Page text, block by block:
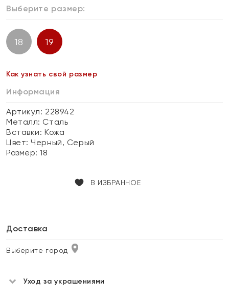
Выберите размер:
18 19
Как узнать свой размер
Информация
Артикул: 228942
Металл: Сталь
Вставки:Кожа
Цвет:Черный, Серый
Размер:18
В ИЗБРАННОЕ
Доставка
Выберите город
Уход за украшениями